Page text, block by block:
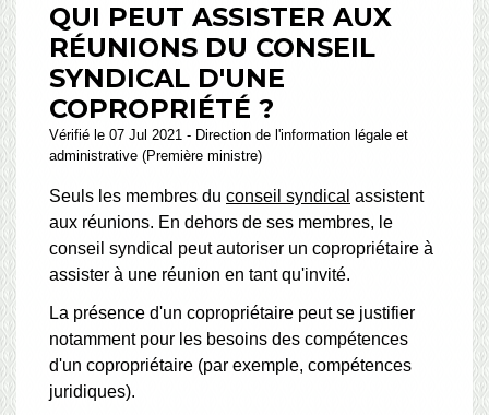
QUI PEUT ASSISTER AUX
RÉUNIONS DU CONSEIL
SYNDICAL D'UNE
COPROPRIÉTÉ ?
Vérifié le 07 Jul 2021 - Direction de l'information légale et
administrative (Première ministre)
Seuls les membres du conseil syndical assistent
aux réunions. En dehors de ses membres, le
conseil syndical peut autoriser un copropriétaire à
assister à une réunion en tant qu'invité.
La présence d'un copropriétaire peut se justifier
notamment pour les besoins des compétences
d'un copropriétaire (par exemple, compétences
juridiques).